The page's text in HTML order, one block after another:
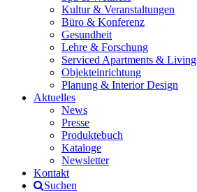
Kultur & Veranstaltungen
Büro & Konferenz
Gesundheit
Lehre & Forschung
Serviced Apartments & Living
Objekteinrichtung
Planung & Interior Design
Aktuelles
News
Presse
Produktebuch
Kataloge
Newsletter
Kontakt
Suchen